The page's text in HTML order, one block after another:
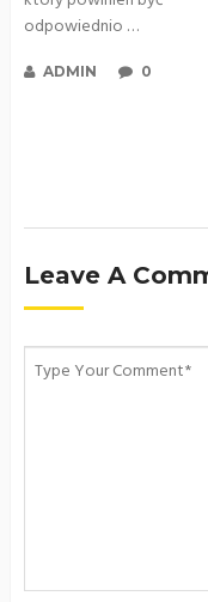
odpowiednio …
ADMIN 0
Leave A